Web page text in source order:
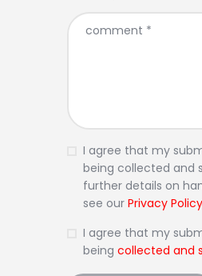
I agree that my
being collected and
further details on
see our Privacy Policy
I agree that my
being collected and